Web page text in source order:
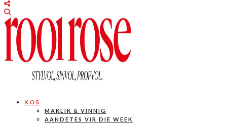
KOS
MAKLIK & VINNIG
AANDETES VIR DIE WEEK